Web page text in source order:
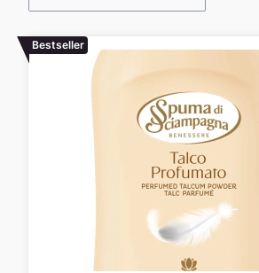
Bestseller